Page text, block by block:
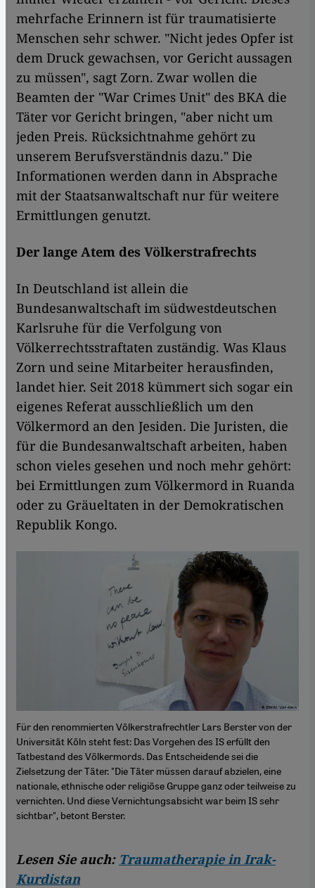
mehrfache Erinnern ist für traumatisierte
Menschen sehr schwer. "Nicht jedes Opfer ist
dem Druck gewachsen, vor Gericht aussagen
zu müssen", sagt Zorn. Zwar wollen die
Beamten der "War Crimes Unit" des BKA die
Täter vor Gericht bringen, "aber nicht um
jeden Preis. Rücksichtnahme gehört zu
unserem Berufsverständnis dazu." Die
Informationen werden dann in Absprache
mit der Staatsanwaltschaft nur für weitere
Ermittlungen genutzt.
Der lange Atem des Völkerstrafrechts
In Deutschland ist allein die
Bundesanwaltschaft im südwestdeutschen
Karlsruhe für die Verfolgung von
Völkerrechtsstraftaten zuständig. Was Klaus
Zorn und seine Mitarbeiter herausfinden,
landet hier. Seit 2018 kümmert sich sogar ein
eigenes Referat ausschließlich um den
Völkermord an den Jesiden. Die Juristen, die
für die Bundesanwaltschaft arbeiten, haben
schon vieles gesehen und noch mehr gehört:
bei Ermittlungen zum Völkermord in Ruanda
oder zu Gräueltaten in der Demokratischen
Republik Kongo.
Für den renommierten Völkerstrafrechtler Lars Berster von der
Universität Köln steht fest: Das Vorgehen des IS erfüllt den
Tatbestand des Völkermords. Das Entscheidende sei die
Zielsetzung der Täter. "Die Täter müssen darauf abzielen, eine
nationale, ethnische oder religiöse Gruppe ganz oder teilweise zu
vernichten. Und diese Vernichtungsabsicht war beim IS sehr
sichtbar", betont Berster.
Lesen Sie auch: Traumatherapie in Irak-
Kurdistan